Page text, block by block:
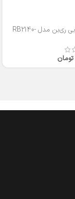
عینک آفتابی ری‌بن مدل RB2140-
تومان